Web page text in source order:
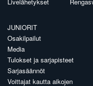
Livelähetykset
JUNIORIT
Osakilpailut
Media
Tulokset ja sarjapisteet
Sarjasäännöt
Voittajat kautta aikojen